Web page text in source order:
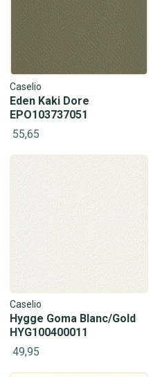
Caselio
Eden Kaki Dore
EPO103737051
55,65
Caselio
Hygge Goma Blanc/Gold
HYG100400011
49,95